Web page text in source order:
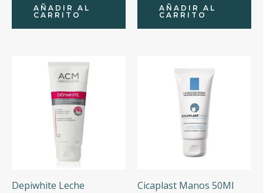
AÑADIR AL
CARRITO
AÑADIR AL
CARRITO
Depiwhite Leche
Cicaplast Manos 50Ml